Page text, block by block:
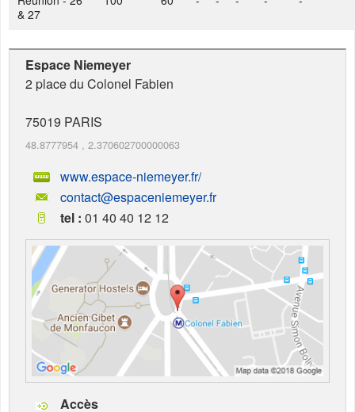
& 27
Espace Niemeyer
2 place du Colonel Fabien
75019 PARIS
48.8777954 , 2.370602700000063
www.espace-niemeyer.fr/
contact@espaceniemeyer.fr
tel : 01 40 40 12 12
Accès